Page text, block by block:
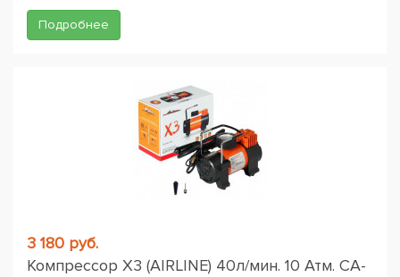
Подробнее
3 180 руб.
Компрессор X3 (AIRLINE) 40л/мин. 10 Атм. CA-